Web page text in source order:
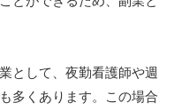
として、夜勤看護師や週
多くあります。この場合